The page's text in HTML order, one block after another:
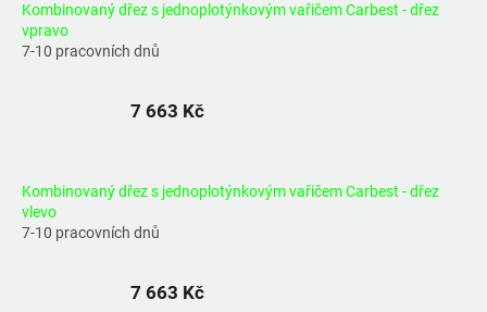
Kombinovaný dřez s jednoplotýnkovým vařičem Carbest - dřez
vpravo
7-10 pracovních dnů
7 663 Kč
Kombinovaný dřez s jednoplotýnkovým vařičem Carbest - dřez
vlevo
7-10 pracovních dnů
7 663 Kč